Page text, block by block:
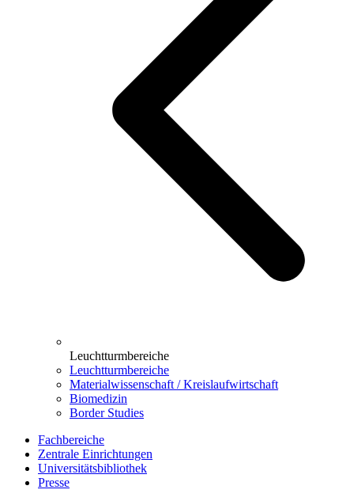
Leuchtturmbereiche
Leuchtturmbereiche
Materialwissenschaft / Kreislaufwirtschaft
Biomedizin
Border Studies
Fachbereiche
Zentrale Einrichtungen
Universitätsbibliothek
Presse